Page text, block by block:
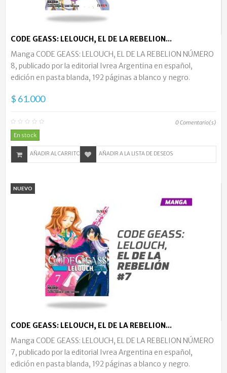
CODE GEASS: LELOUCH, EL DE LA REBELION...
Manga CODE GEASS: LELOUCH, EL DE LA REBELION NÚMERO
8, publicado por la editorial Ivrea Argentina en español,
edición en pasta blanda, 192 páginas a blanco y negro.
$ 61.000
0Comentario(s)
En stock
AÑADIR AL CARRITO AÑADIR A LA LISTA DE DESEOS
NUEVO
CODE GEASS: LELOUCH, EL DE LA REBELION...
Manga CODE GEASS: LELOUCH, EL DE LA REBELION NÚMERO
7, publicado por la editorial Ivrea Argentina en español,
edición en pasta blanda, 192 páginas a blanco y negro.